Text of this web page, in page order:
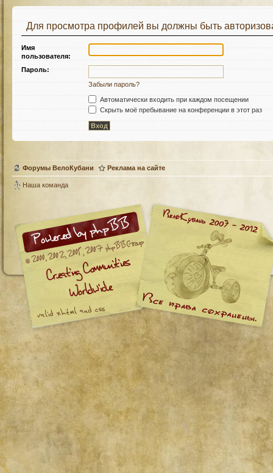
Для просмотра профилей вы должны быть
Имя
пользователя:
Пароль:
Забыли пароль?
Автоматически входить при каждом посещении
Скрыть моё пребывание на конференции в этот раз
Форумы ВелоКубани Реклама на сайте
Наша команда